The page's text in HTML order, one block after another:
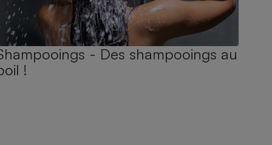
- Des shampooings au
!